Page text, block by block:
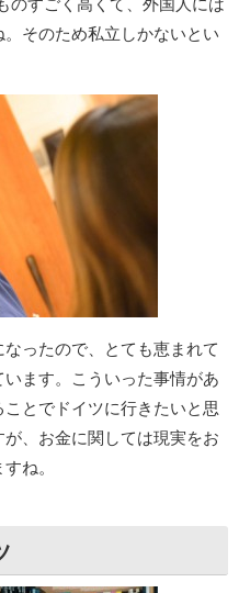
そのため私立しかないとい
ったので、とても恵まれて
ます。こういった事情があ
とでドイツに行きたいと思
、お金に関しては現実をお
ね。